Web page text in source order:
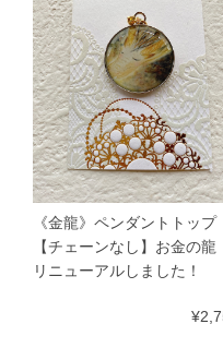
《金龍》ペンダントトップ
【チェーンなし】お金の龍
リニューアルしました！